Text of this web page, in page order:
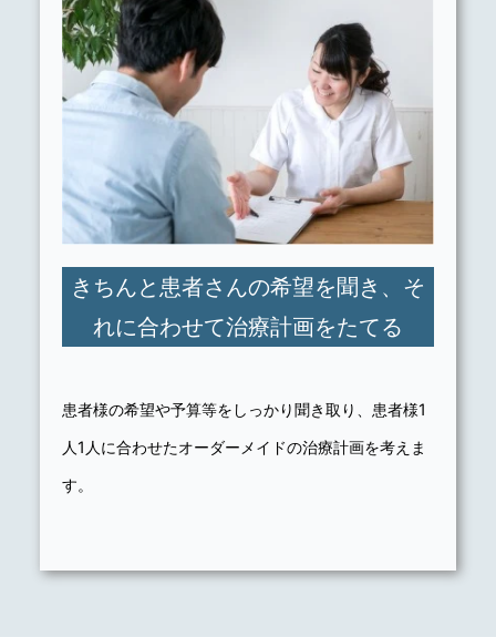
きちんと患者さんの希望を聞き、そ
れに合わせて治療計画をたてる
患者様の希望や予算等をしっかり聞き取り、患者様1
人1人に合わせたオーダーメイドの治療計画を考えま
す。